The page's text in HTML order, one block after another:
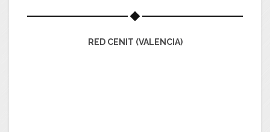
RED CENIT (VALENCIA)